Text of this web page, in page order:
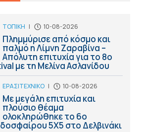
ΤΟΠΙΚΗ | 10-08-2026
Πλημμύρισε από κόσμο και
παλμό η Λίμνη Ζαραβίνα –
Απόλυτη επιτυχία για το 8ο
με τη Μελίνα Ασλανίδου
ΕΡΑΣΙΤΕΧΝΙΚΟ | 10-08-2026
Με μεγάλη επιτυχία και
πλούσιο θέαμα
ολοκληρώθηκε το 6ο
5Χ5 στο Δελβινάκι